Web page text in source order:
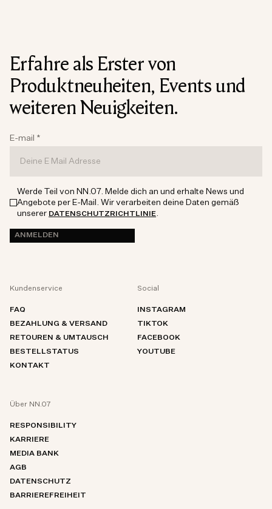
Erfahre als Erster von
Produktneuheiten, Events und
weiteren Neuigkeiten.
E-mail *
Werde Teil von NN.07. Melde dich an und erhalte News und
Angebote per E-Mail. Wir verarbeiten deine Daten gemäß
unserer DATENSCHUTZRICHTLINIE.
ANMELDEN
Kundenservice
FAQ
BEZAHLUNG & VERSAND
RETOUREN & UMTAUSCH
BESTELLSTATUS
KONTAKT
Social
INSTAGRAM
TIKTOK
FACEBOOK
YOUTUBE
Über NN.07
RESPONSIBILITY
KARRIERE
MEDIA BANK
AGB
DATENSCHUTZ
BARRIEREFREIHEIT